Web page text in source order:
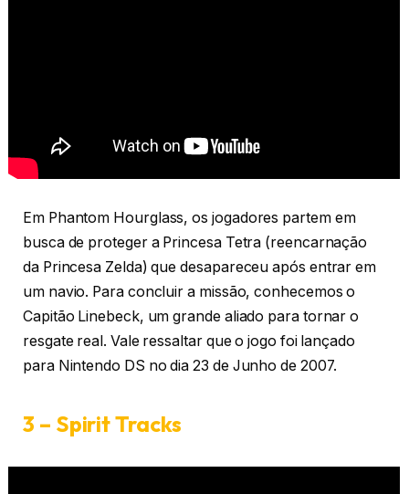
Em Phantom Hourglass, os jogadores partem em
busca de proteger a Princesa Tetra (reencarnação
da Princesa Zelda) que desapareceu após entrar em
um navio. Para concluir a missão, conhecemos o
Capitão Linebeck, um grande aliado para tornar o
resgate real. Vale ressaltar que o jogo foi lançado
para Nintendo DS no dia 23 de Junho de 2007.
3 – Spirit Tracks